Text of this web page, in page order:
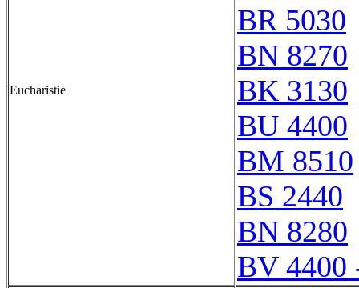
Eucharistie
BR 5030
BN 8270
BK 3130
BU 4400
BM 8510
BS 2440
BN 8280
BV 4400